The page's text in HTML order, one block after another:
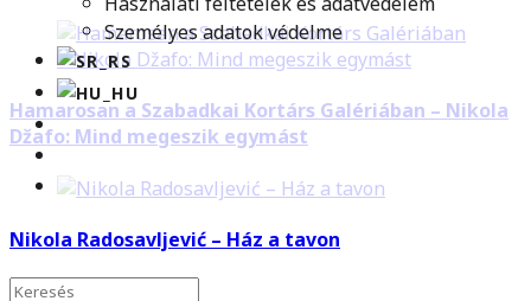
Személyes adatok védelme
Hamarosan a Szabadkai Kortárs Galériában – Nikola
Džafo: Mind megeszik egymást
Nikola Radosavljević – Ház a tavon